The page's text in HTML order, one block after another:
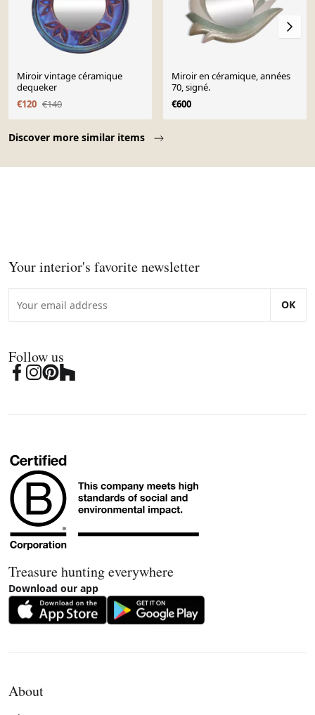
Discover more similar items
Miroir vintage céramique
dequeker
€120 €140
Miroir en céramique, années
70, signé.
€600
Your interior's favorite newsletter
OK
Follow us
Treasure hunting everywhere
Download our app
About